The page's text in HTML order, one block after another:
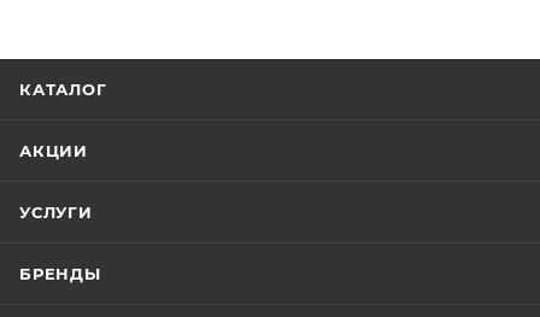
КАТАЛОГ
АКЦИИ
УСЛУГИ
БРЕНДЫ